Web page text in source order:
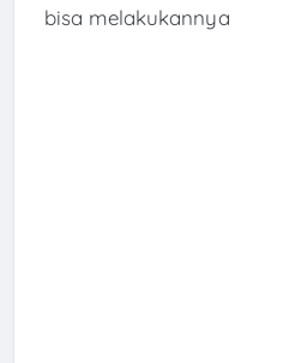
bisa melakukannya